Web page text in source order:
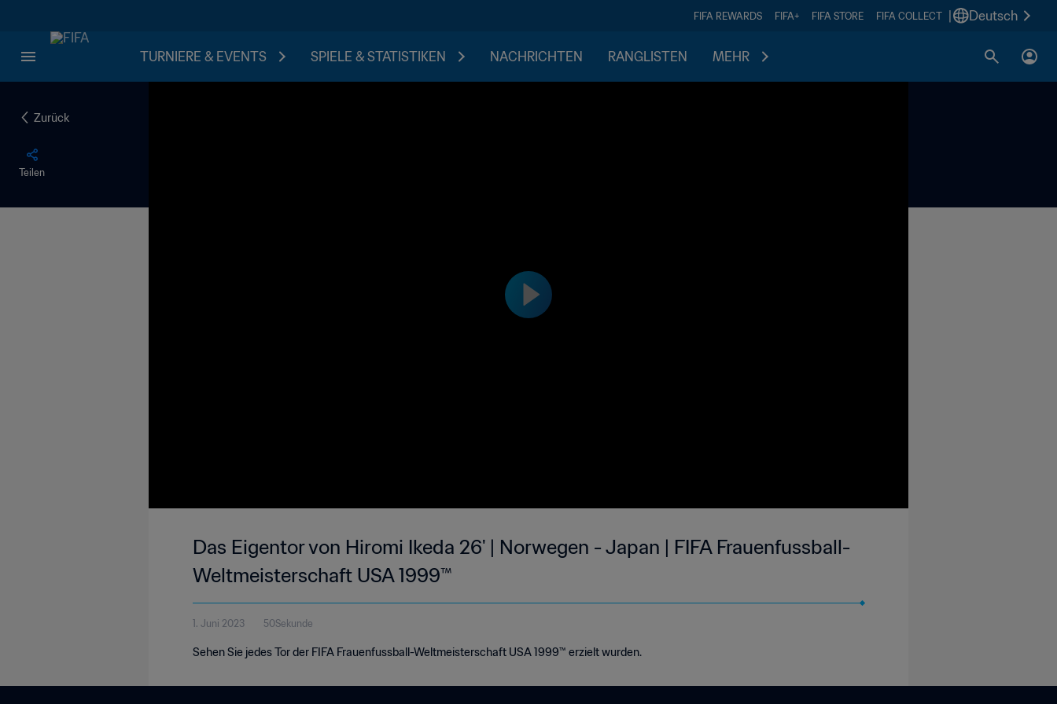
FIFA REWARDS FIFA+ FIFA STORE FIFA COLLECT Deutsch
TURNIERE & EVENTS SPIELE & STATISTIKEN NACHRICHTEN RANGLISTEN MEHR
Zurück
Teilen
Das Eigentor von Hiromi Ikeda 26' | Norwegen - Japan | FIFA Frauenfussball-
Weltmeisterschaft USA 1999™
1. Juni 2023 50Sekunde
Sehen Sie jedes Tor der FIFA Frauenfussball-Weltmeisterschaft USA 1999™ erzielt wurden.